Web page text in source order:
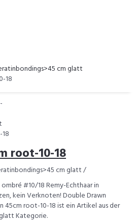
cm glatt
18
root-10-18
cm glatt /
#10/18 Remy-Echthaar in
kein Verknoten! Double Drawn
45cm root-10-18 ist ein Artikel aus der
Kategorie.